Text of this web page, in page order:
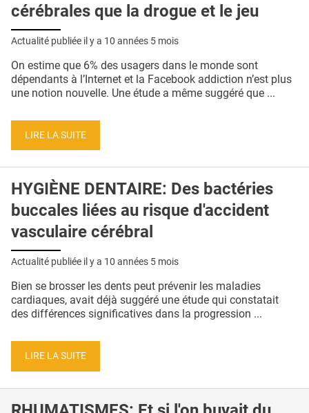
QUI SOMMES-NOUS ?
CONDITIONS GÉNÉRALES
CRÉDITS
cérébrales que la drogue et le jeu
Actualité publiée il y a 10 années 5 mois
On estime que 6% des usagers dans le monde sont
dépendants à l’Internet et la Facebook addiction n’est plus
une notion nouvelle. Une étude a même suggéré que ...
LIRE LA SUITE
HYGIÈNE DENTAIRE: Des bactéries
buccales liées au risque d'accident
vasculaire cérébral
Actualité publiée il y a 10 années 5 mois
Bien se brosser les dents peut prévenir les maladies
cardiaques, avait déjà suggéré une étude qui constatait
des différences significatives dans la progression ...
LIRE LA SUITE